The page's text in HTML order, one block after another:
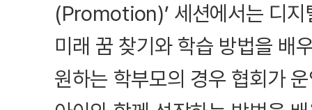
(Promotion)’ 세션에서는 디
미래 꿈 찾기와 학습 방법을 배
원하는 학부모의 경우 협회가